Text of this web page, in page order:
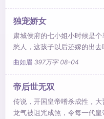
独宠娇女
肃城侯府的七小姐小时候是
愁人，这孩子以后还嫁的出
儿成了倾国倾城的大美人。
曲如眉 397万字 08-04
帝后世无双
传说，开国皇帝嗜杀成性，
龙气被诅咒成煞，令每一代